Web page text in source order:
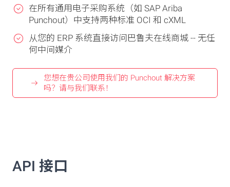
在所有通用电子采购系统（如 SAP Ariba
Punchout）中支持两种标准 OCI 和 cXML
从您的 ERP 系统直接访问巴鲁夫在线商城 -- 无任
何中间媒介
您想在贵公司使用我们的 Punchout 解决方案
吗？请与我们联系！
API 接口